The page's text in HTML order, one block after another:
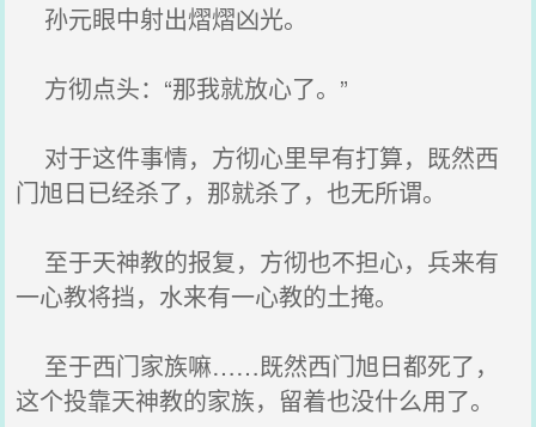
孙元眼中射出熠熠凶光。
方彻点头：“那我就放心了。”
对于这件事情，方彻心里早有打算，既然西
门旭日已经杀了，那就杀了，也无所谓。
至于天神教的报复，方彻也不担心，兵来有
一心教将挡，水来有一心教的土掩。
至于西门家族嘛……既然西门旭日都死了，
这个投靠天神教的家族，留着也没什么用了。